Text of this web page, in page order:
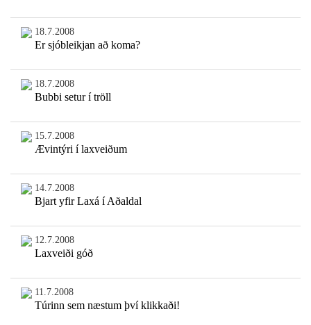
18.7.2008
Er sjóbleikjan að koma?
18.7.2008
Bubbi setur í tröll
15.7.2008
Ævintýri í laxveiðum
14.7.2008
Bjart yfir Laxá í Aðaldal
12.7.2008
Laxveiði góð
11.7.2008
Túrinn sem næstum því klikkaði!